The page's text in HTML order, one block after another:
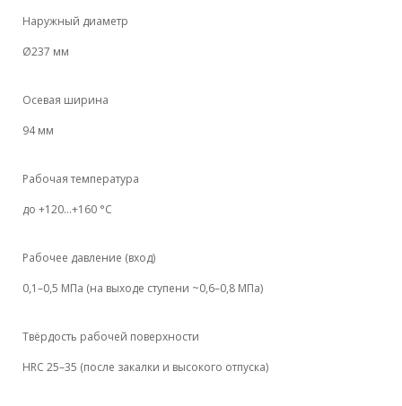
Наружный диаметр
Ø237 мм
Осевая ширина
94 мм
Рабочая температура
до +120…+160 °C
Рабочее давление (вход)
0,1–0,5 МПа (на выходе ступени ~0,6–0,8 МПа)
Твёрдость рабочей поверхности
HRC 25–35 (после закалки и высокого отпуска)